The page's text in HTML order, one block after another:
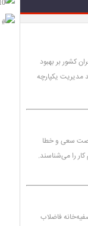
کشور بر بهبود
مدیریت یکپارچه
سعی و خطا
کار را می‌شناسند.
فاضلاب